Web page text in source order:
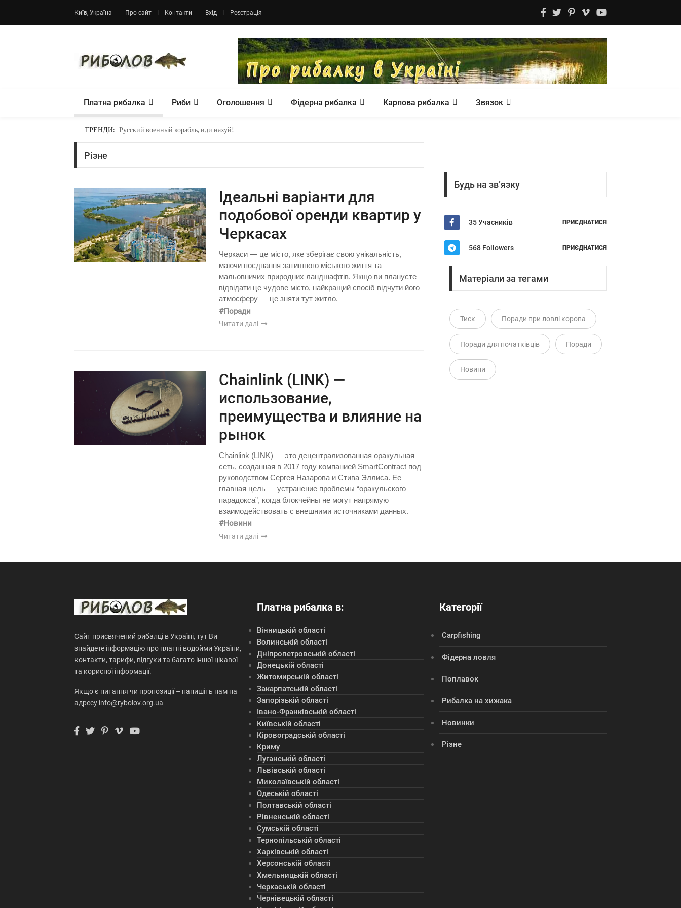
Київ, Україна Про сайт Контакти Вхід Реєстрація
Платна рибалка Риби Оголошення Фідерна рибалка Карпова рибалка Звязок
ТРЕНДИ: Русский военный корабль, иди нахуй!
Фонд «Повернись живим»
Різне
Ідеальні варіанти для
подобової оренди квартир у
Черкасах
Черкаси — це місто, яке зберігає свою унікальність,
маючи поєднання затишного міського життя та
мальовничих природних ландшафтів. Якщо ви плануєте
відвідати це чудове місто, найкращий спосіб відчути його
атмосферу — це зняти тут житло.
#Поради
Читати далі
Chainlink (LINK) —
использование,
преимущества и влияние на
рынок
Chainlink (LINK) — это децентрализованная оракульная
сеть, созданная в 2017 году компанией SmartContract под
руководством Сергея Назарова и Стива Эллиса. Ее
главная цель — устранение проблемы “оракульского
парадокса”, когда блокчейны не могут напрямую
взаимодействовать с внешними источниками данных.
#Новини
Читати далі
Будь на зв’язку
35 Учасників ПРИЄДНАТИСЯ
568 Followers ПРИЄДНАТИСЯ
Матеріали за тегами
Тиск Поради при ловлі коропа
Поради для початківців Поради
Новини
Сайт присвячений рибалці в Україні, тут Ви
знайдете інформацію про платні водойми України,
контакти, тарифи, відгуки та багато іншої цікавої
та корисної інформації.
Якщо є питання чи пропозиції – напишіть нам на
адресу info@rybolov.org.ua
Платна рибалка в:
Вінницькій області
Волинській області
Дніпропетровській області
Донецькій області
Житомирській області
Закарпатській області
Запорізькій області
Івано-Франківській області
Київській області
Кіровоградській області
Криму
Луганській області
Львівській області
Миколаївській області
Одеській області
Полтавській області
Рівненській області
Сумській області
Тернопільській області
Харківській області
Херсонській області
Хмельницькій області
Черкаській області
Чернівецькій області
Категорії
Сarpfishing
Фідерна ловля
Поплавок
Рибалка на хижака
Новинки
Різне